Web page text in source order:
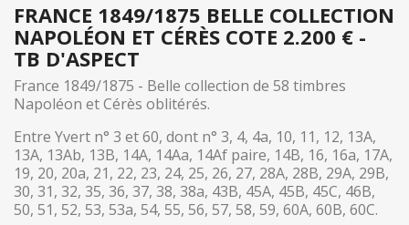
FRANCE 1849/1875 BELLE COLLECTION
NAPOLÉON ET CÉRÈS COTE 2.200 € -
TB D'ASPECT
France 1849/1875 - Belle collection de 58 timbres
Napoléon et Cérès oblitérés.
Entre Yvert n° 3 et 60, dont n° 3, 4, 4a, 10, 11, 12, 13A,
13A, 13Ab, 13B, 14A, 14Aa, 14Af paire, 14B, 16, 16a, 17A,
19, 20, 20a, 21, 22, 23, 24, 25, 26, 27, 28A, 28B, 29A, 29B,
30, 31, 32, 35, 36, 37, 38, 38a, 43B, 45A, 45B, 45C, 46B,
50, 51, 52, 53, 53a, 54, 55, 56, 57, 58, 59, 60A, 60B, 60C.